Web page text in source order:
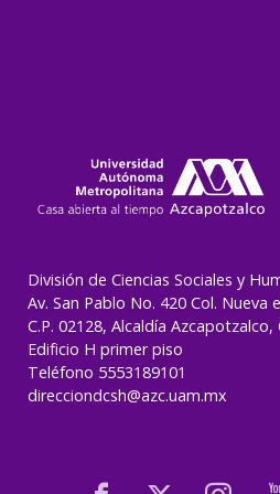
División de Ciencias Sociales y
Av. San Pablo No. 420 Col. Nueva
C.P. 02128, Alcaldía
Edificio H primer piso
Teléfono 5553189101
direcciondcsh@azc.uam.mx